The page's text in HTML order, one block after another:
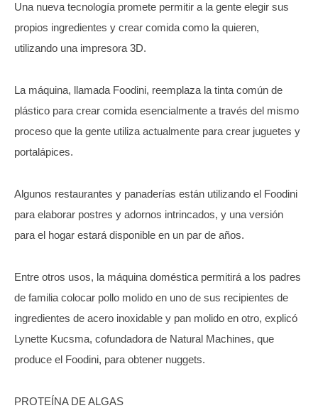
Una nueva tecnología promete permitir a la gente elegir sus
propios ingredientes y crear comida como la quieren,
utilizando una impresora 3D.
La máquina, llamada Foodini, reemplaza la tinta común de
plástico para crear comida esencialmente a través del mismo
proceso que la gente utiliza actualmente para crear juguetes y
portalápices.
Algunos restaurantes y panaderías están utilizando el Foodini
para elaborar postres y adornos intrincados, y una versión
para el hogar estará disponible en un par de años.
Entre otros usos, la máquina doméstica permitirá a los padres
de familia colocar pollo molido en uno de sus recipientes de
ingredientes de acero inoxidable y pan molido en otro, explicó
Lynette Kucsma, cofundadora de Natural Machines, que
produce el Foodini, para obtener nuggets.
PROTEÍNA DE ALGAS